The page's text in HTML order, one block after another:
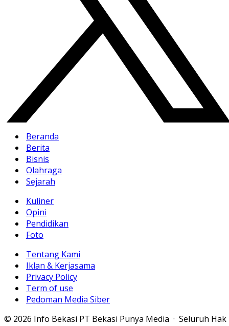
Beranda
Berita
Bisnis
Olahraga
Sejarah
Kuliner
Opini
Pendidikan
Foto
Tentang Kami
Iklan & Kerjasama
Privacy Policy
Term of use
Pedoman Media Siber
© 2026 Info Bekasi PT Bekasi Punya Media · Seluruh Hak